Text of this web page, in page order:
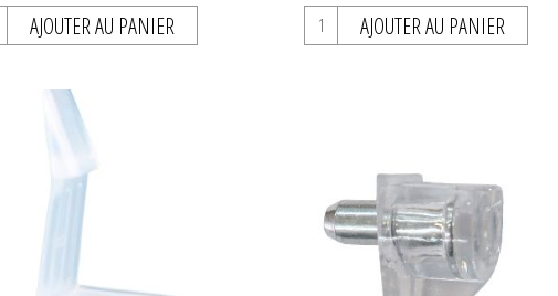
AJOUTER AU PANIER AJOUTER AU PANIER